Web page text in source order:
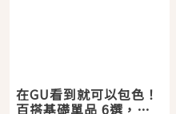
在GU看到就可以包色！
百搭基礎單品 6選，閉